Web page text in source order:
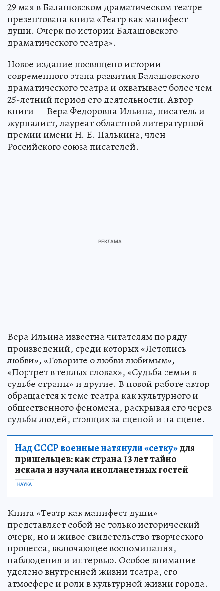
29 мая в Балашовском драматическом театре
презентована книга «Театр как манифест
души. Очерк по истории Балашовского
драматического театра».
Новое издание посвящено истории
современного этапа развития Балашовского
драматического театра и охватывает более чем
25-летний период его деятельности. Автор
книги — Вера Федоровна Ильина, писатель и
журналист, лауреат областной литературной
премии имени Н. Е. Палькина, член
Российского союза писателей.
Вера Ильина известна читателям по ряду
произведений, среди которых «Летопись
любви», «Говорите о любви любимым»,
«Портрет в теплых словах», «Судьба семьи в
судьбе страны» и другие. В новой работе автор
обращается к теме театра как культурного и
общественного феномена, раскрывая его через
судьбы людей, стоящих за сценой и на сцене.
Над СССР военные натянули «сетку»для
пришельцев: как страна 13 лет тайно
искала и изучала инопланетных гостей
НАУКА
Книга «Театр как манифест души»
представляет собой не только исторический
очерк, но и живое свидетельство творческого
процесса, включающее воспоминания,
наблюдения и интервью. Особое внимание
уделено внутренней жизни театра, его
атмосфере и роли в культурной жизни города.